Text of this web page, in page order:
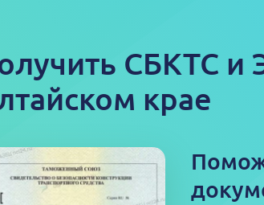
СБКТС и
крае